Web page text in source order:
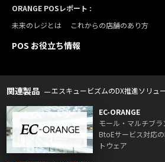
ORANGE POSレポート :
未来のレジとは
これからの店舗のあり方
POS お役立ち情報
関連製品 エスキュービズムのDX推進ソリュ
EC-ORANGE
モール・マルチブラ
BtoEサービス対応
トウェア